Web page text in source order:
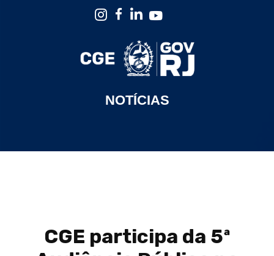
NOTÍCIAS
CGE participa da 5ª